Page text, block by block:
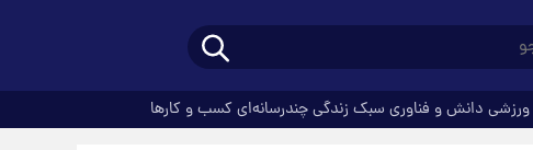
ورزشی دانش و فناوری سبک زندگیچندرسانه‌ای کسب و کارها